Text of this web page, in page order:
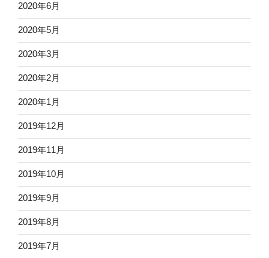
2020年6月
2020年5月
2020年3月
2020年2月
2020年1月
2019年12月
2019年11月
2019年10月
2019年9月
2019年8月
2019年7月